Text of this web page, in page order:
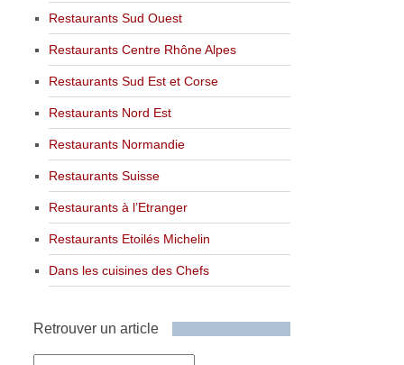
Restaurants Sud Ouest
Restaurants Centre Rhône Alpes
Restaurants Sud Est et Corse
Restaurants Nord Est
Restaurants Normandie
Restaurants Suisse
Restaurants à l’Etranger
Restaurants Etoilés Michelin
Dans les cuisines des Chefs
Retrouver un article